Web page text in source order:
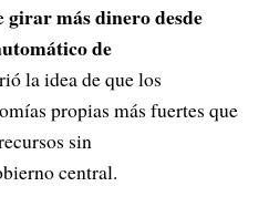
girar más dinero desde
de
la idea de que los
propias más fuertes que
sin
central.